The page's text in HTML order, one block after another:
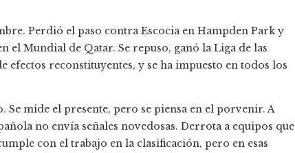
Perdió el paso contra Escocia en Hampden Park y
Mundial de Qatar. Se repuso, ganó la Liga de las
reconstituyentes, y se ha impuesto en todos los
mide el presente, pero se piensa en el porvenir. A
no envía señales novedosas. Derrota a equipos que
con el trabajo en la clasificación, pero en esas